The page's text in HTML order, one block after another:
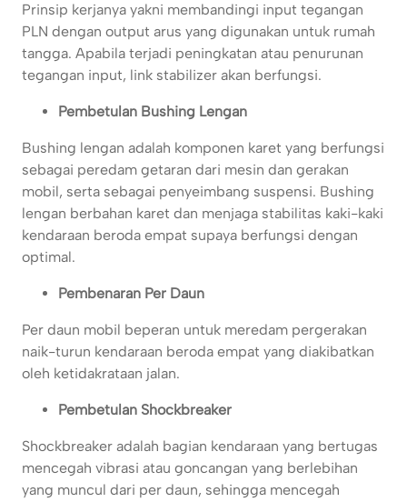
Prinsip kerjanya yakni membandingi input tegangan
PLN dengan output arus yang digunakan untuk rumah
tangga. Apabila terjadi peningkatan atau penurunan
tegangan input, link stabilizer akan berfungsi.
Pembetulan Bushing Lengan
Bushing lengan adalah komponen karet yang berfungsi
sebagai peredam getaran dari mesin dan gerakan
mobil, serta sebagai penyeimbang suspensi. Bushing
lengan berbahan karet dan menjaga stabilitas kaki-kaki
kendaraan beroda empat supaya berfungsi dengan
optimal.
Pembenaran Per Daun
Per daun mobil beperan untuk meredam pergerakan
naik-turun kendaraan beroda empat yang diakibatkan
oleh ketidakrataan jalan.
Pembetulan Shockbreaker
Shockbreaker adalah bagian kendaraan yang bertugas
mencegah vibrasi atau goncangan yang berlebihan
yang muncul dari per daun, sehingga mencegah